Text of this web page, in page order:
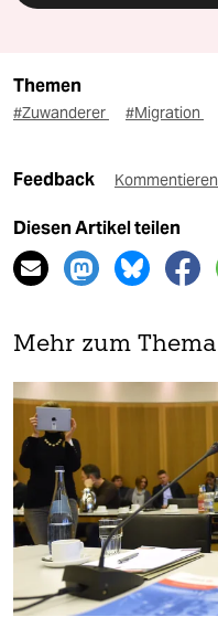
Themen
#Zuwanderer #Migration
Feedback Kommentieren
Diesen Artikel teilen
Mehr zum Thema